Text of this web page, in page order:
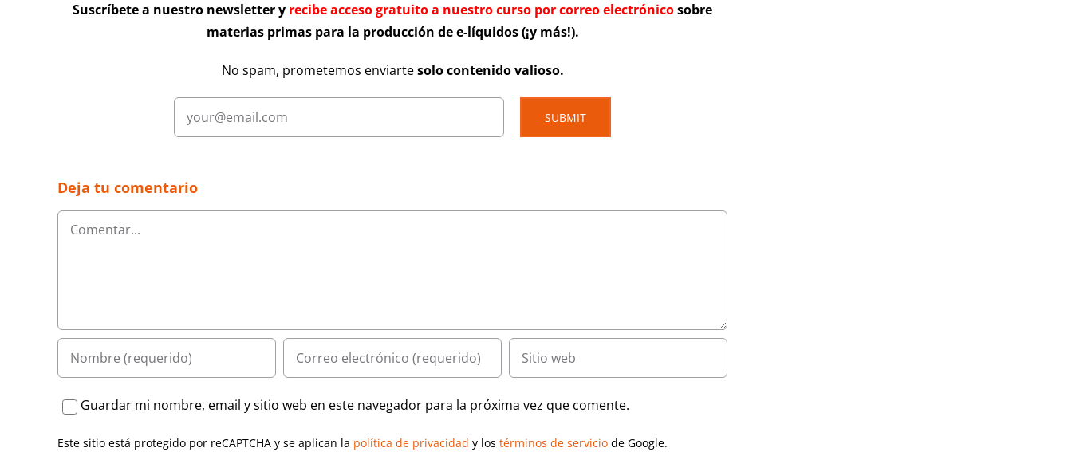
Suscríbete a nuestro newsletter y recibe acceso gratuito a nuestro curso por correo electrónicosobre
materias primas para la producción de e-líquidos (¡y más!).
No spam, prometemos enviartesolo contenido valioso.
SUBMIT
Deja tu comentario
Comentar
Guardar mi nombre, email y sitio web en este navegador para la próxima vez que comente.
Este sitio está protegido por reCAPTCHA y se aplican la política de privacidad y los términos de serviciode Google.